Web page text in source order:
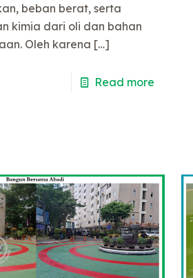
beban berat, serta
kimia dari oli dan bahan
Oleh karena […]
Read more